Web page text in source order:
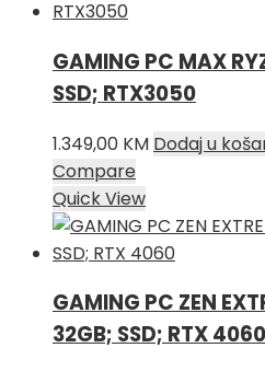
GAMING PC MAX
SSD; RTX3050
1.349,00 KM Dodaj u
Compare
Quick View
GAMING PC ZEN
32GB; SSD; RTX 4060